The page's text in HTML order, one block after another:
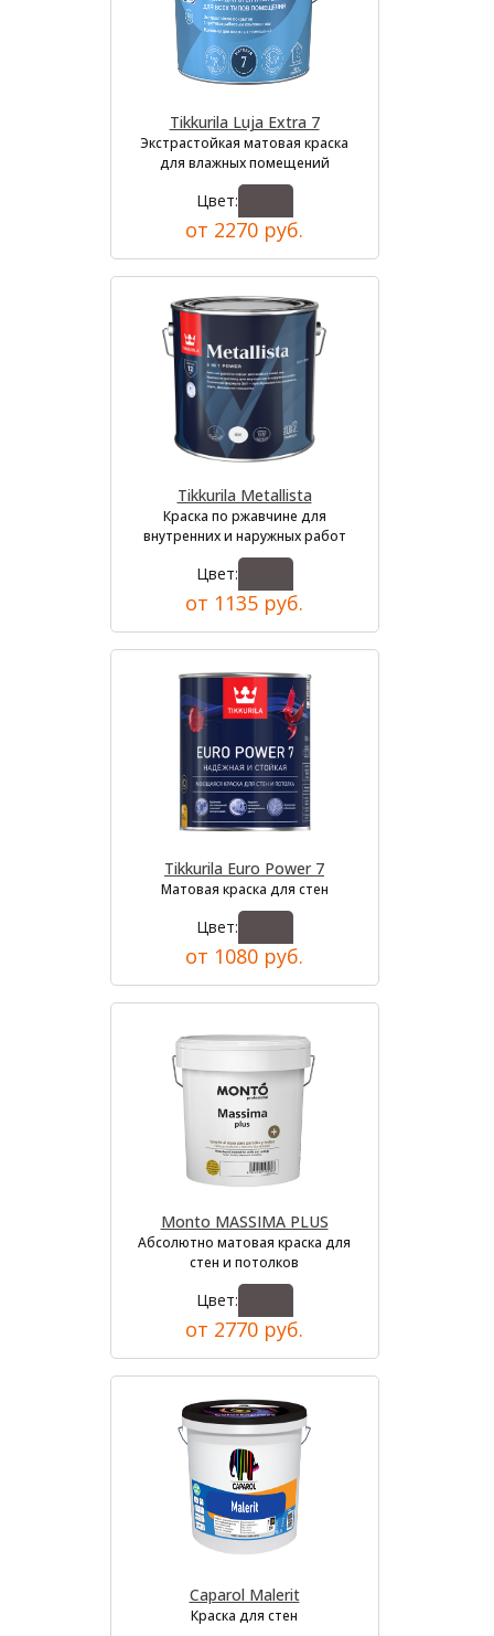
Tikkurila Luja Extra 7
Экстрастойкая матовая краска
для влажных помещений
Цвет:
от 2270 руб.
Tikkurila Metallista
Краска по ржавчине для
внутренних и наружных работ
Цвет:
от 1135 руб.
Tikkurila Euro Power 7
Матовая краска для стен
Цвет:
от 1080 руб.
Monto MASSIMA PLUS
Абсолютно матовая краска для
стен и потолков
Цвет:
от 2770 руб.
Caparol Malerit
Краска для стен